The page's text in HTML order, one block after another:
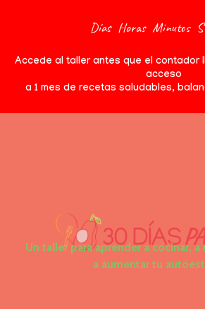
Días Horas Minutos
Accede al taller antes que el contador
acceso
a 1 mes de recetas saludables,
Un taller para aprender a cocinar,
a aumentar tu